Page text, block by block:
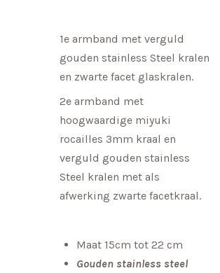
1e armband met verguld
gouden stainless Steel kralen
en zwarte facet glaskralen.
2e armband met
hoogwaardige miyuki
rocailles 3mm kraal en
verguld gouden stainless
Steel kralen met als
afwerking zwarte facetkraal.
Maat 15cm tot 22 cm
Gouden stainless steel